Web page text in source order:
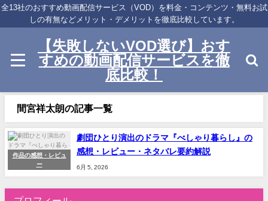
全13社のおすすめ動画配信サービス（VOD）を料金・コンテンツ・無料お試
しの有無などメリット・デメリットを徹底比較しています。
【失敗しないVOD選び】おす
すめの動画配信サービスを徹
底比較！
間宮祥太朗の記事一覧
作品の感想・レビュ
ー
劇団ひとり演出のドラマ『べしゃり暮らし』の
感想・レビュー・ネタバレ要約解説
6月 5, 2026